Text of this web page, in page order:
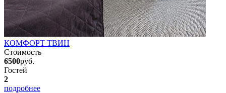
КОМФОРТ ТВИН
Стоимость
6500руб.
Гостей
2
подробнее